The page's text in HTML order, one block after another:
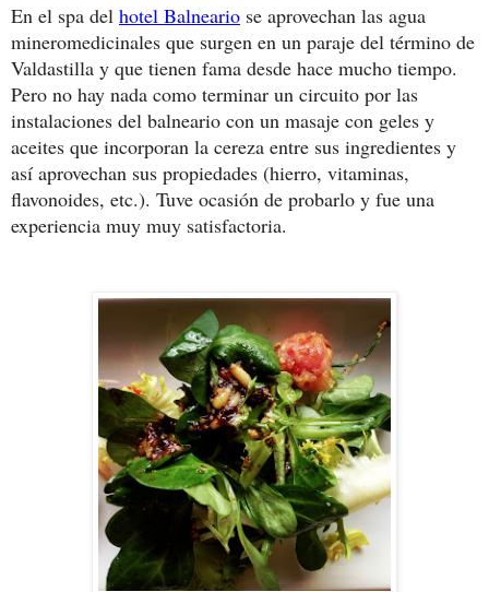
En el spa del hotel Balneario se aprovechan las agua
mineromedicinales que surgen en un paraje del término de
Valdastilla y que tienen fama desde hace mucho tiempo.
Pero no hay nada como terminar un circuito por las
instalaciones del balneario con un masaje con geles y
aceites que incorporan la cereza entre sus ingredientes y
así aprovechan sus propiedades (hierro, vitaminas,
flavonoides, etc.). Tuve ocasión de probarlo y fue una
experiencia muy muy satisfactoria.